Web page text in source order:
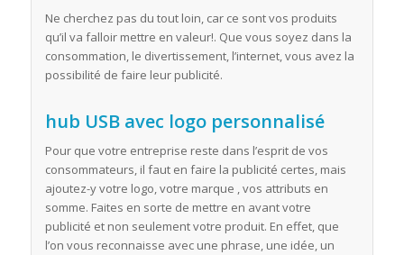
Ne cherchez pas du tout loin, car ce sont vos produits
qu’il va falloir mettre en valeur!. Que vous soyez dans la
consommation, le divertissement, l’internet, vous avez la
possibilité de faire leur publicité.
hub USB avec logo personnalisé
Pour que votre entreprise reste dans l’esprit de vos
consommateurs, il faut en faire la publicité certes, mais
ajoutez-y votre logo, votre marque , vos attributs en
somme. Faites en sorte de mettre en avant votre
publicité et non seulement votre produit. En effet, que
l’on vous reconnaisse avec une phrase, une idée, un